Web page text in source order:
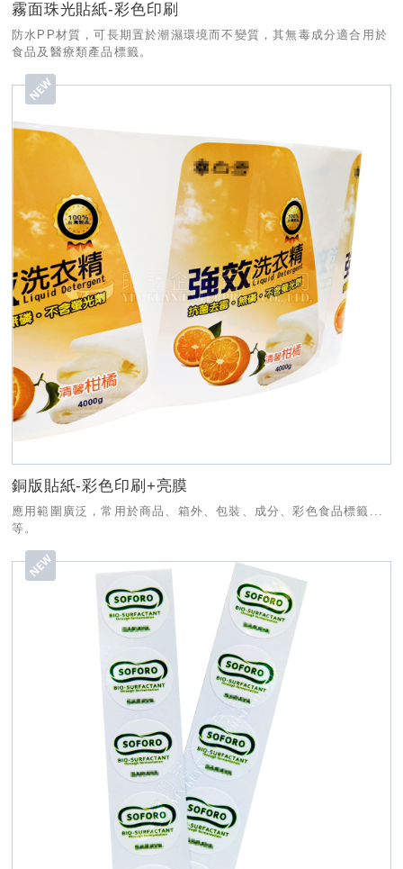
霧面珠光貼紙-彩色印刷
防水PP材質，可長期置於潮濕環境而不變質，其無毒成分適合用於
食品及醫療類產品標籤。
銅版貼紙-彩色印刷+亮膜
應用範圍廣泛，常用於商品、箱外、包裝、成分、彩色食品標籤...
等。